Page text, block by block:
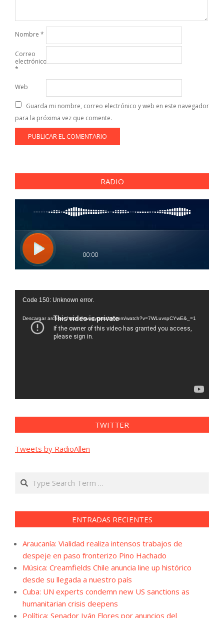
Nombre *
Correo
electrónico
*
Web
Guarda mi nombre, correo electrónico y web en este navegador
para la próxima vez que comente.
RADIO
Reproductor
vídeo
Code 150: Unknown error.
Descargar archivo: https://www.youtube.com/watch?v=7WLuvspCYwE&_=1
TWITTER
Tweets by RadioAllen
Search
ENTRADAS RECIENTES
Araucanía: Vialidad realiza intensos trabajos de
despeje en paso fronterizo Pino Hachado
Música: Creamfields Chile anuncia line up histórico
desde su llegada a nuestro país
Cuba: UN experts condemn new US sanctions as
humanitarian crisis deepens
Política: Senador Iván Flores por anuncios del